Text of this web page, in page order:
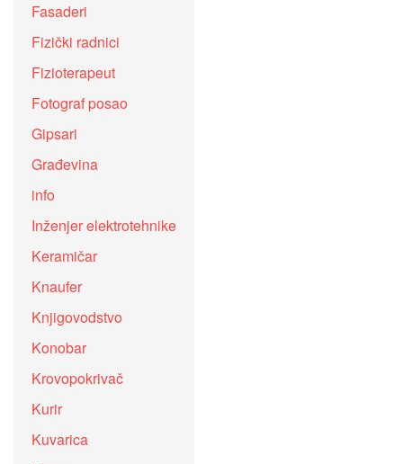
Fasaderi
Fizički radnici
Fizioterapeut
Fotograf posao
Gipsari
Građevina
info
Inženjer elektrotehnike
Keramičar
Knaufer
Knjigovodstvo
Konobar
Krovopokrivač
Kurir
Kuvarica